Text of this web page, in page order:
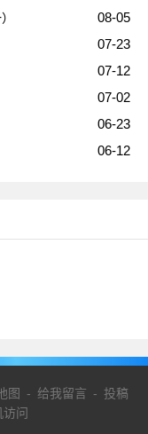
08-05
07-23
07-12
07-02
06-23
06-12
图 - 给我留言 - 投稿
访问